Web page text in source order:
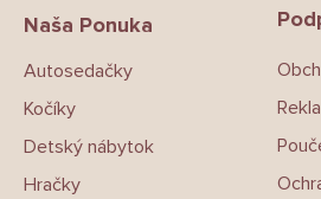
Naša Ponuka
Autosedačky
Kočíky
Detský nábytok
Hračky